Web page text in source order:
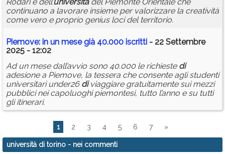
Rodari e dell’universitàdel Piemonte Orientale che
continuano a lavorare insieme per valorizzare la creatività
come vero e proprio genius loci del territorio.
Piemove: in un mese già 40.000 iscritti - 22 Settembre
2025 - 12:02
Ad un mese dall’avvio sono 40.000 le richieste di
adesione a Piemove, la tessera che consente agli studenti
universitari under26 diviaggiare gratuitamente sui mezzi
pubblici nei capoluoghi piemontesi, tutto l’anno e su tutti
gli itinerari.
1 2 3 4 5 6 7 »
università di torino - nei commenti